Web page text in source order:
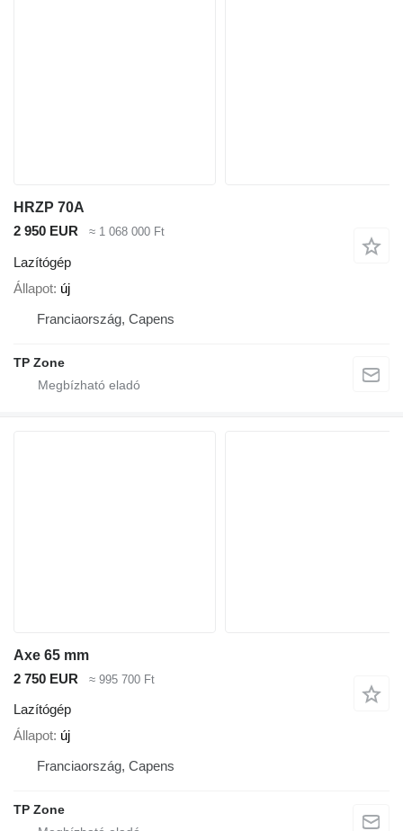
HRZP 70A
2 950 EUR
≈ 1 068 000 Ft
Lazítógép
Állapot új
Franciaország, Capens
TP Zone
Axe 65 mm
2 750 EUR
≈ 995 700 Ft
Lazítógép
Állapot új
Franciaország, Capens
TP Zone